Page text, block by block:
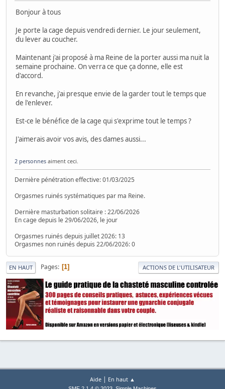
Bonjour à tous
Je porte la cage depuis vendredi dernier. Le jour seulement,
du lever au coucher.
Maintenant j'ai proposé à ma Reine de la porter aussi ma nuit la
semaine prochaine. On verra ce que ça donne, elle est
d'accord.
En revanche, j'ai presque envie de la garder tout le temps que
de l'enlever.
Est-ce le bénéfice de la cage qui s'exprime tout le temps ?
J'aimerais avoir vos avis, des dames aussi...
2 personnes aiment ceci.
Dernière pénétration effective: 01/03/2025
Orgasmes ruinés systématiques par ma Reine.
Dernière masturbation solitaire : 22/06/2026
En cage depuis le 29/06/2026, le jour
Orgasmes ruinés depuis juillet 2026: 13
Orgasmes non ruinés depuis 22/06/2026: 0
EN HAUT Pages 1 ACTIONS DE L'UTILISATEUR
Aide | En haut ▲